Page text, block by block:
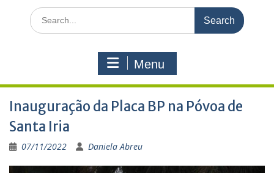
Search
for:
Menu
Inauguração da Placa BP na Póvoa de
Santa Iria
07/11/2022 Daniela Abreu